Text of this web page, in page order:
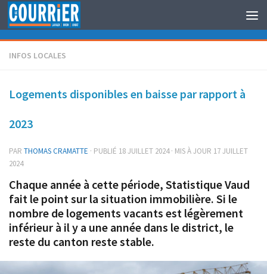
Au dessous du contenu
INFOS LOCALES
Logements disponibles en baisse par rapport à
2023
PAR THOMAS CRAMATTE · PUBLIÉ 18 JUILLET 2024· MIS À JOUR 17 JUILLET
2024
Chaque année à cette période, Statistique Vaud
fait le point sur la situation immobilière. Si le
nombre de logements vacants est légèrement
inférieur à il y a une année dans le district, le
reste du canton reste stable.